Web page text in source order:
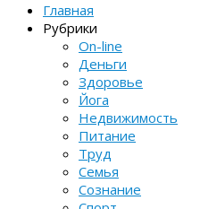
Главная
Рубрики
On-line
Деньги
Здоровье
Йога
Недвижимость
Питание
Труд
Семья
Сознание